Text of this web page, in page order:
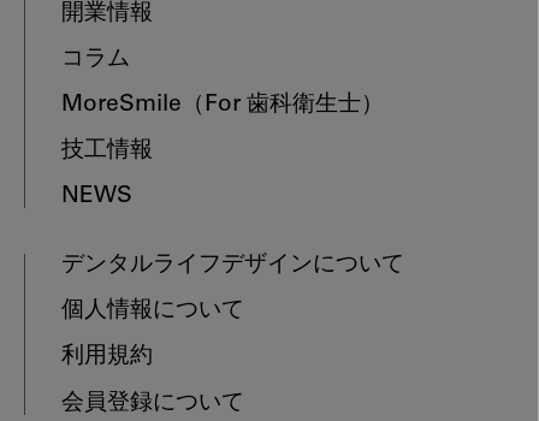
開業情報
コラム
MoreSmile （For 歯科衛生士）
技工情報
NEWS
デンタルライフデザインについて
個人情報について
利用規約
会員登録について